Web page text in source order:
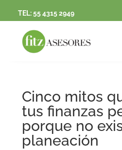
TEL:55 4315 2949
Cinco mitos
tus finanzas
porque no
planeación